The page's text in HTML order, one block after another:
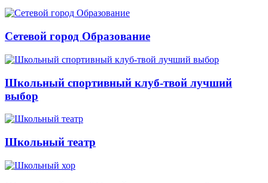
Сетевой город Образование
Школьный спортивный клуб-твой лучший
выбор
Школьный театр